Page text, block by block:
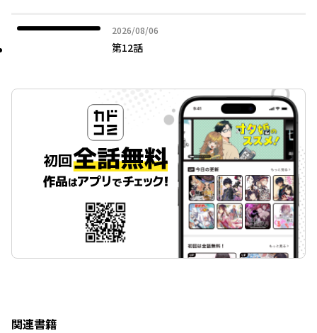
2026/08/06
2026年08月06日
第12話
関連書籍